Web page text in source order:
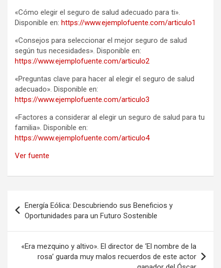
«Cómo elegir el seguro de salud adecuado para ti».
Disponible en: https://www.ejemplofuente.com/articulo1
«Consejos para seleccionar el mejor seguro de salud
según tus necesidades». Disponible en:
https://www.ejemplofuente.com/articulo2
«Preguntas clave para hacer al elegir el seguro de salud
adecuado». Disponible en:
https://www.ejemplofuente.com/articulo3
«Factores a considerar al elegir un seguro de salud para tu
familia». Disponible en:
https://www.ejemplofuente.com/articulo4
Ver fuente
de
entradas
Energía Eólica: Descubriendo sus Beneficios y
Oportunidades para un Futuro Sostenible
«Era mezquino y altivo». El director de ‘El nombre de la
rosa’ guarda muy malos recuerdos de este actor